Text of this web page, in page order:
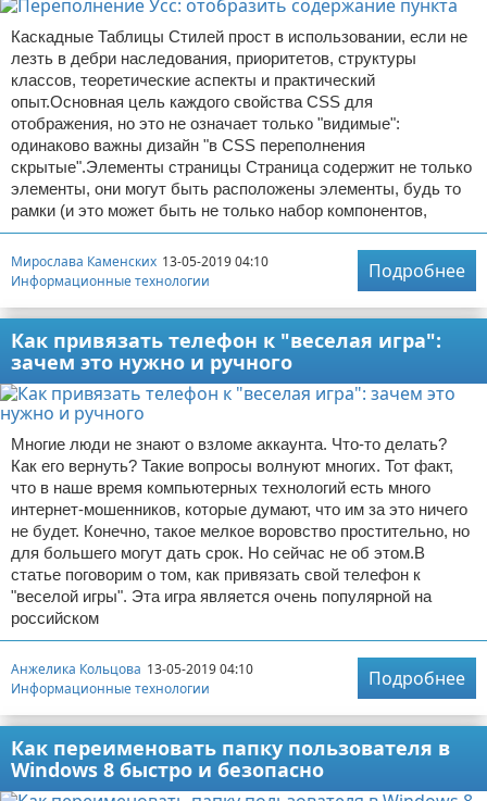
Каскадные Таблицы Стилей прост в использовании, если не
лезть в дебри наследования, приоритетов, структуры
классов, теоретические аспекты и практический
опыт.Основная цель каждого свойства CSS для
отображения, но это не означает только "видимые":
одинаково важны дизайн "в CSS переполнения
скрытые".Элементы страницы Страница содержит не только
элементы, они могут быть расположены элементы, будь то
рамки (и это может быть не только набор компонентов,
Мирослава Каменских 13-05-2019 04:10
Информационные технологии
Подробнее
Как привязать телефон к "веселая игра":
зачем это нужно и ручного
Многие люди не знают о взломе аккаунта. Что-то делать?
Как его вернуть? Такие вопросы волнуют многих. Тот факт,
что в наше время компьютерных технологий есть много
интернет-мошенников, которые думают, что им за это ничего
не будет. Конечно, такое мелкое воровство простительно, но
для большего могут дать срок. Но сейчас не об этом.В
статье поговорим о том, как привязать свой телефон к
"веселой игры". Эта игра является очень популярной на
российском
Анжелика Кольцова 13-05-2019 04:10
Информационные технологии
Подробнее
Как переименовать папку пользователя в
Windows 8 быстро и безопасно